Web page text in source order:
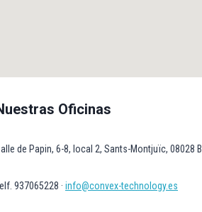
Oficinas
de Papin, 6-8, local 2, Sants-Montjuïc, 08028
937065228 · info@convex-technology.es